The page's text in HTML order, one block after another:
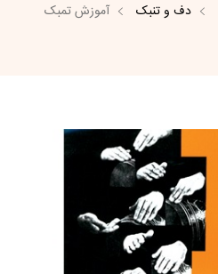
دف و تنبک آموزش تمبک